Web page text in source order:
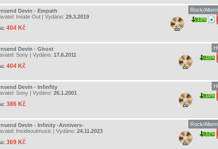
Devin - Empath
Inside Out | Vydáno: 29.3.2019
404 Kč
Rock/
10%
Devin - Ghost
Sony | Vydáno: 17.6.2011
404 Kč
10%
Devin - Infinfity
Sony | Vydáno: 26.1.2001
386 Kč
10%
Devin - Infinity -Annivers-
Insideoutmusic | Vydáno: 24.11.2023
369 Kč
Rock/
12%